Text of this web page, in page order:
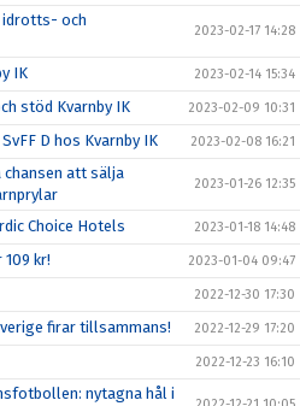
och
2023-02-17 14:28
IK 2023-02-14 15:34
stöd Kvarnby IK 2023-02-09 10:31
D hos Kvarnby IK 2023-02-08 16:21
chansen att sälja
2023-01-26 12:35
Choice Hotels 2023-01-18 14:48
kr! 2023-01-04 09:47
2022-12-30 17:30
firar tillsammans! 2022-12-29 17:20
2022-12-23 16:10
nytagna hål i